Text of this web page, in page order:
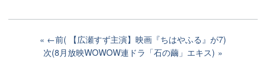
←前( 【広瀬すず主演】映画『ちはやふる』が7)
次(8月放映WOWOW連ドラ「石の繭」エキス)